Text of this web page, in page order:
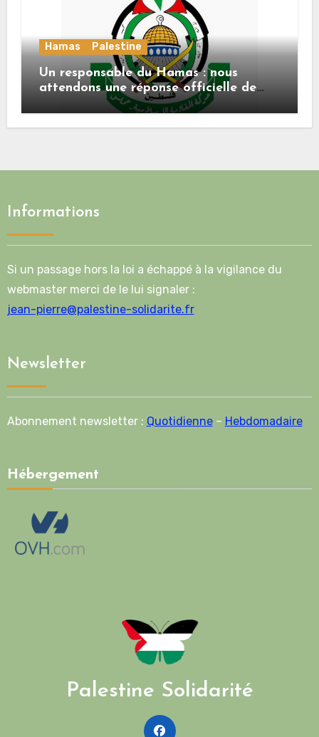
Hamas Palestine
Un responsable du Hamas : nous
attendons une réponse officielle de
Mladenov concernant la feuille de
route de la deuxième phase de l’accord
Informations
Si un passage hors la loi a échappé à la vigilance du
webmaster merci de le lui signaler :
jean-pierre@palestine-solidarite.fr
Newsletter
Abonnement newsletter : Quotidienne– Hebdomadaire
Hébergement
Palestine Solidarité